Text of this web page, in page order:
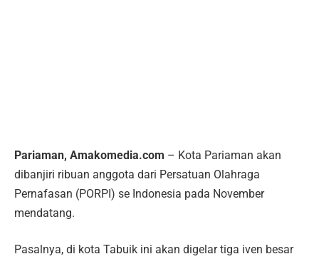
Pariaman, Amakomedia.com – Kota Pariaman akan
dibanjiri ribuan anggota dari Persatuan Olahraga
Pernafasan (PORPI) se Indonesia pada November
mendatang.
Pasalnya, di kota Tabuik ini akan digelar tiga iven besar